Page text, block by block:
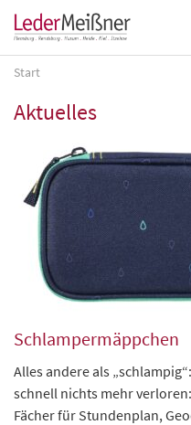
Start
Aktuelles
Schlampermäppchen
Alles andere als
schnell nichts mehr
Fächer für Stundenplan,